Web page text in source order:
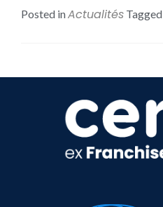
Posted inActualités Tagged